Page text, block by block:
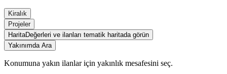
Kiralık
Projeler
HaritaDeğerleri ve ilanları tematik haritada görün
Yakınımda Ara
Konumuna yakın ilanlar için yakınlık mesafesini seç.